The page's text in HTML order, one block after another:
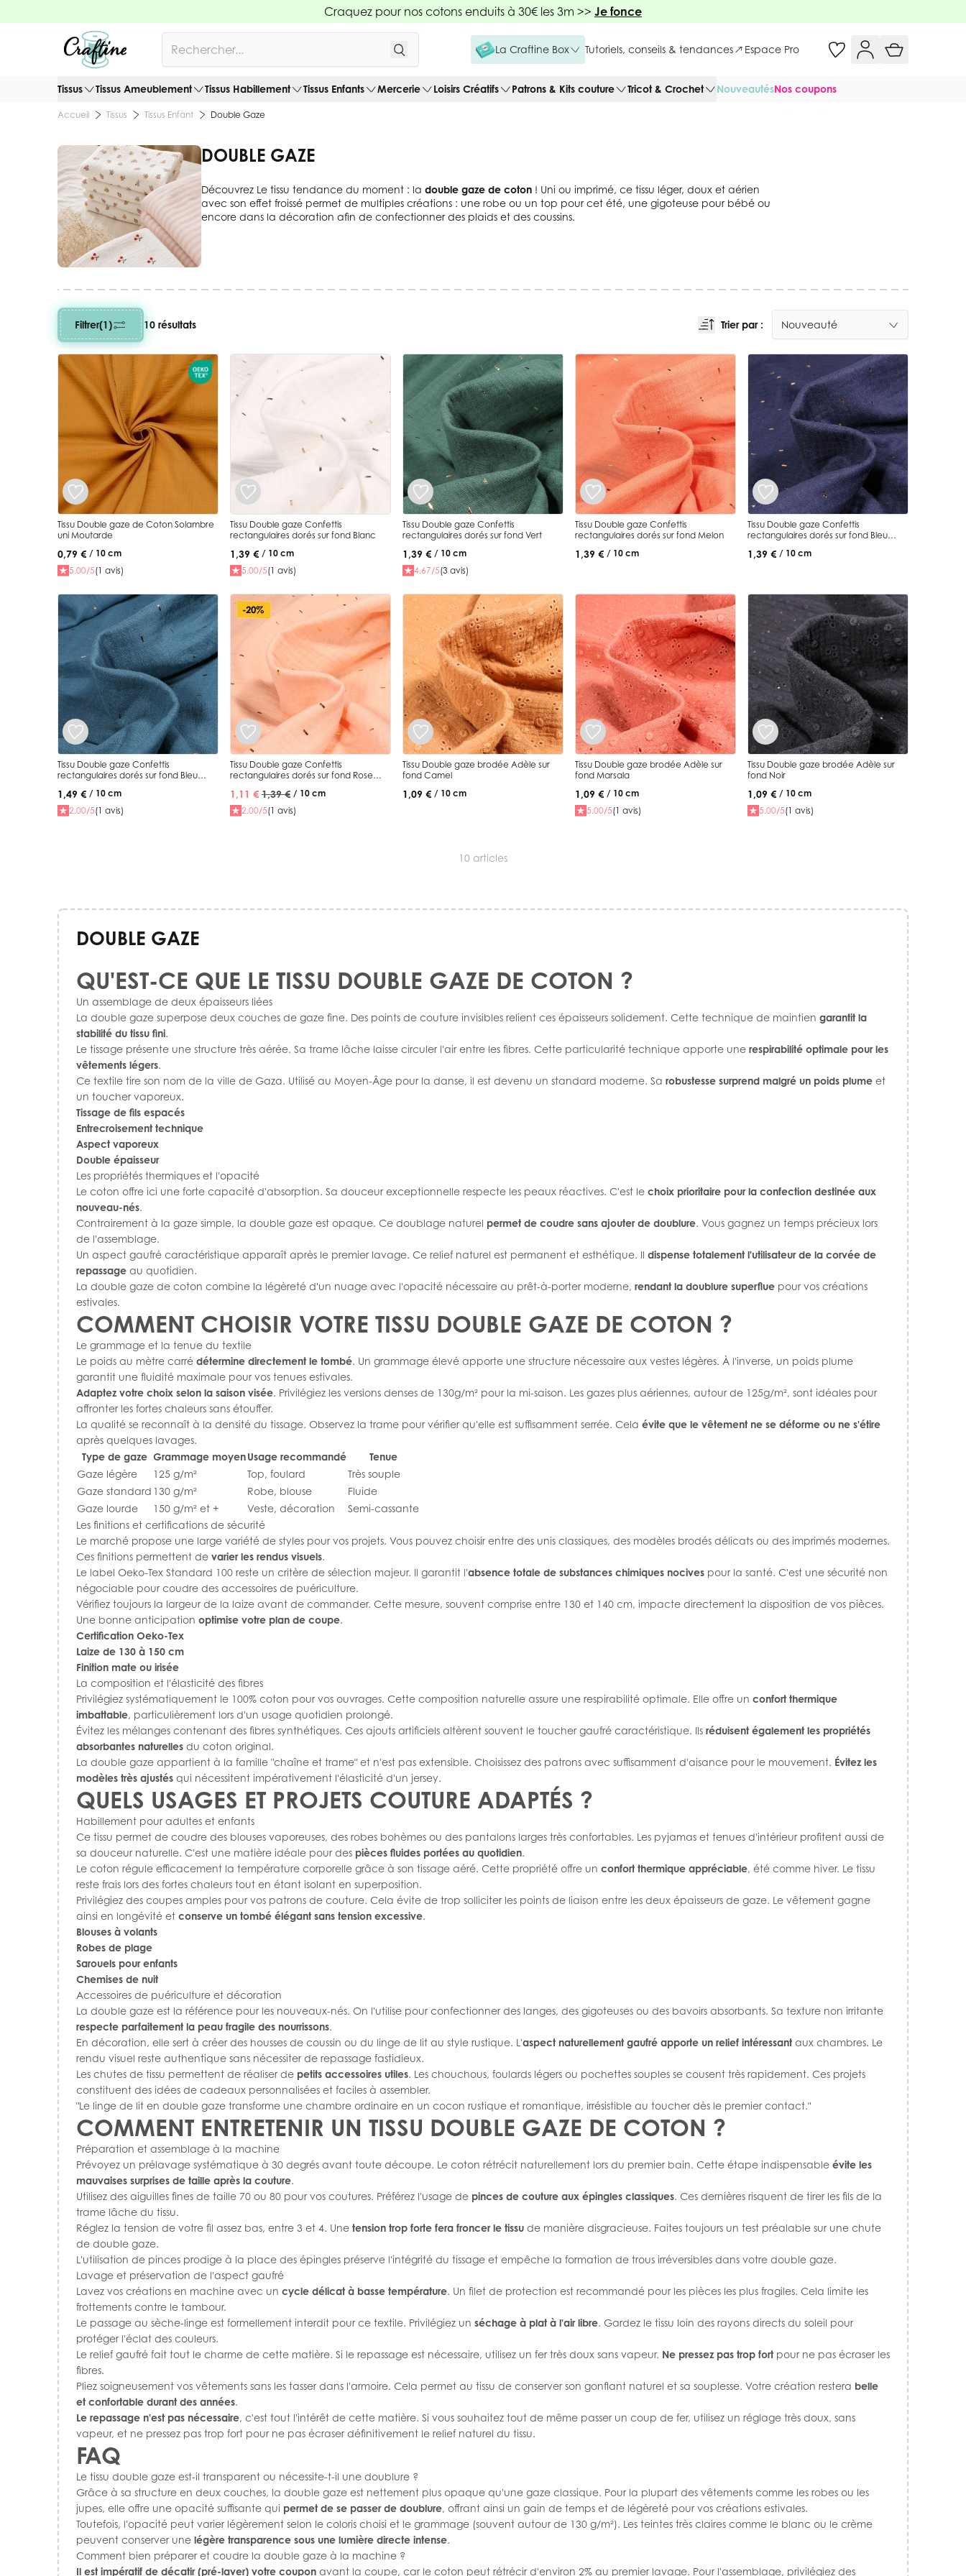
Craquez pour nos cotons enduits à 30€ les 3m >> Je fonce
La Craftine Box Tutoriels, conseils & tendances Espace Pro
Tissus Tissus Ameublement Tissus Habillement Tissus Enfants Mercerie Loisirs Créatifs Patrons & Kits couture Tricot & Crochet NouveautésNos coupons
Accueil Tissus Tissus Enfant Double Gaze
DOUBLE GAZE
Découvrez Le tissu tendance du moment : la double gaze de coton ! Uni ou imprimé, ce tissu léger, doux et aérien
avec son effet froissé permet de multiples créations : une robe ou un top pour cet été, une gigoteuse pour bébé ou
encore dans la décoration afin de confectionner des plaids et des coussins.
Filtrer(1) 10 résultats Trier par :
Tissu Double gaze de Coton Solambre
uni Moutarde
0,79 € / 10 cm
5.00/5(1 avis)
Tissu Double gaze Confettis
rectangulaires dorés sur fond Blanc
1,39 € / 10 cm
5.00/5(1 avis)
Tissu Double gaze Confettis
rectangulaires dorés sur fond Vert
1,39 € / 10 cm
4.67/5(3 avis)
Tissu Double gaze Confettis
rectangulaires dorés sur fond Melon
1,39 € / 10 cm
Tissu Double gaze Confettis
rectangulaires dorés sur fond Bleu
1,39 € / 10 cm
Tissu Double gaze Confettis
rectangulaires dorés sur fond Bleu
1,49 € / 10 cm
2.00/5(1 avis)
-20%
Tissu Double gaze Confettis
rectangulaires dorés sur fond Rose
1,11 € 1,39 € / 10 cm
2.00/5(1 avis)
Tissu Double gaze brodée Adèle sur
fond Camel
1,09 € / 10 cm
Tissu Double gaze brodée Adèle sur
fond Marsala
1,09 € / 10 cm
5.00/5(1 avis)
Tissu Double gaze brodée Adèle sur
fond Noir
1,09 € / 10 cm
5.00/5(1 avis)
10 articles
DOUBLE GAZE
QU'EST-CE QUE LE TISSU DOUBLE GAZE DE COTON ?
Un assemblage de deux épaisseurs liées
La double gaze superpose deux couches de gaze fine. Des points de couture invisibles relient ces épaisseurs solidement. Cette technique de maintien garantit la
stabilité du tissu fini.
Le tissage présente une structure très aérée. Sa trame lâche laisse circuler l'air entre les fibres. Cette particularité technique apporte une respirabilité optimale pour les
vêtements légers.
Ce textile tire son nom de la ville de Gaza. Utilisé au Moyen-Âge pour la danse, il est devenu un standard moderne. Sa robustesse surprend malgré un poids plume et
un toucher vaporeux.
Tissage de fils espacés
Entrecroisement technique
Aspect vaporeux
Double épaisseur
Les propriétés thermiques et l'opacité
Le coton offre ici une forte capacité d'absorption. Sa douceur exceptionnelle respecte les peaux réactives. C'est le choix prioritaire pour la confection destinée aux
nouveau-nés.
Contrairement à la gaze simple, la double gaze est opaque. Ce doublage naturel permet de coudre sans ajouter de doublure. Vous gagnez un temps précieux lors
de l'assemblage.
Un aspect gaufré caractéristique apparaît après le premier lavage. Ce relief naturel est permanent et esthétique. Il dispense totalement l'utilisateur de la corvée de
repassage au quotidien.
La double gaze de coton combine la légèreté d'un nuage avec l'opacité nécessaire au prêt-à-porter moderne, rendant la doublure superflue pour vos créations
estivales.
COMMENT CHOISIR VOTRE TISSU DOUBLE GAZE DE COTON ?
Le grammage et la tenue du textile
Le poids au mètre carré détermine directement le tombé. Un grammage élevé apporte une structure nécessaire aux vestes légères. À l'inverse, un poids plume
garantit une fluidité maximale pour vos tenues estivales.
Adaptez votre choix selon la saison visée. Privilégiez les versions denses de 130g/m² pour la mi-saison. Les gazes plus aériennes, autour de 125g/m², sont idéales pour
affronter les fortes chaleurs sans étouffer.
La qualité se reconnaît à la densité du tissage. Observez la trame pour vérifier qu'elle est suffisamment serrée. Cela évite que le vêtement ne se déforme ou ne s'étire
après quelques lavages.
Type de gaze Grammage moyenUsage recommandé
Tenue
Gaze légère
125 g/m² Top, foulard
Très souple
Gaze standard 130 g/m² Robe, blouse
Fluide
Gaze lourde
150 g/m² et + Veste, décoration
Semi-cassante
Les finitions et certifications de sécurité
Le marché propose une large variété de styles pour vos projets. Vous pouvez choisir entre des unis classiques, des modèles brodés délicats ou des imprimés modernes.
Ces finitions permettent de varier les rendus visuels.
Le label Oeko-Tex Standard 100 reste un critère de sélection majeur. Il garantit l'absence totale de substances chimiques nocives pour la santé. C'est une sécurité non
négociable pour coudre des accessoires de puériculture.
Vérifiez toujours la largeur de la laize avant de commander. Cette mesure, souvent comprise entre 130 et 140 cm, impacte directement la disposition de vos pièces.
Une bonne anticipation optimise votre plan de coupe.
Certification Oeko-Tex
Laize de 130 à 150 cm
Finition mate ou irisée
La composition et l'élasticité des fibres
Privilégiez systématiquement le 100% coton pour vos ouvrages. Cette composition naturelle assure une respirabilité optimale. Elle offre un confort thermique
imbattable, particulièrement lors d'un usage quotidien prolongé.
Évitez les mélanges contenant des fibres synthétiques. Ces ajouts artificiels altèrent souvent le toucher gaufré caractéristique. Ils réduisent également les propriétés
absorbantes naturelles du coton original.
La double gaze appartient à la famille "chaîne et trame" et n'est pas extensible. Choisissez des patrons avec suffisamment d'aisance pour le mouvement. Évitez les
modèles très ajustés qui nécessitent impérativement l'élasticité d'un jersey.
QUELS USAGES ET PROJETS COUTURE ADAPTÉS ?
Habillement pour adultes et enfants
Ce tissu permet de coudre des blouses vaporeuses, des robes bohèmes ou des pantalons larges très confortables. Les pyjamas et tenues d'intérieur profitent aussi de
sa douceur naturelle. C'est une matière idéale pour des pièces fluides portées au quotidien.
Le coton régule efficacement la température corporelle grâce à son tissage aéré. Cette propriété offre un confort thermique appréciable, été comme hiver. Le tissu
reste frais lors des fortes chaleurs tout en étant isolant en superposition.
Privilégiez des coupes amples pour vos patrons de couture. Cela évite de trop solliciter les points de liaison entre les deux épaisseurs de gaze. Le vêtement gagne
ainsi en longévité et conserve un tombé élégant sans tension excessive.
Blouses à volants
Robes de plage
Sarouels pour enfants
Chemises de nuit
Accessoires de puériculture et décoration
La double gaze est la référence pour les nouveaux-nés. On l'utilise pour confectionner des langes, des gigoteuses ou des bavoirs absorbants. Sa texture non irritante
respecte parfaitement la peau fragile des nourrissons.
En décoration, elle sert à créer des housses de coussin ou du linge de lit au style rustique. L'aspect naturellement gaufré apporte un relief intéressant aux chambres. Le
rendu visuel reste authentique sans nécessiter de repassage fastidieux.
Les chutes de tissu permettent de réaliser de petits accessoires utiles. Les chouchous, foulards légers ou pochettes souples se cousent très rapidement. Ces projets
constituent des idées de cadeaux personnalisées et faciles à assembler.
"Le linge de lit en double gaze transforme une chambre ordinaire en un cocon rustique et romantique, irrésistible au toucher dès le premier contact."
COMMENT ENTRETENIR UN TISSU DOUBLE GAZE DE COTON ?
Préparation et assemblage à la machine
Prévoyez un prélavage systématique à 30 degrés avant toute découpe. Le coton rétrécit naturellement lors du premier bain. Cette étape indispensable évite les
mauvaises surprises de taille après la couture.
Utilisez des aiguilles fines de taille 70 ou 80 pour vos coutures. Préférez l'usage de pinces de couture aux épingles classiques. Ces dernières risquent de tirer les fils de la
trame lâche du tissu.
Réglez la tension de votre fil assez bas, entre 3 et 4. Une tension trop forte fera froncer le tissu de manière disgracieuse. Faites toujours un test préalable sur une chute
de double gaze.
L'utilisation de pinces prodige à la place des épingles préserve l'intégrité du tissage et empêche la formation de trous irréversibles dans votre double gaze.
Lavage et préservation de l'aspect gaufré
Lavez vos créations en machine avec un cycle délicat à basse température. Un filet de protection est recommandé pour les pièces les plus fragiles. Cela limite les
frottements contre le tambour.
Le passage au sèche-linge est formellement interdit pour ce textile. Privilégiez un séchage à plat à l'air libre. Gardez le tissu loin des rayons directs du soleil pour
protéger l'éclat des couleurs.
Le relief gaufré fait tout le charme de cette matière. Si le repassage est nécessaire, utilisez un fer très doux sans vapeur. Ne pressez pas trop fort pour ne pas écraser les
fibres.
Pliez soigneusement vos vêtements sans les tasser dans l'armoire. Cela permet au tissu de conserver son gonflant naturel et sa souplesse. Votre création restera belle
et confortable durant des années.
Le repassage n'est pas nécessaire, c'est tout l'intérêt de cette matière. Si vous souhaitez tout de même passer un coup de fer, utilisez un réglage très doux, sans
vapeur, et ne pressez pas trop fort pour ne pas écraser définitivement le relief naturel du tissu.
FAQ
Le tissu double gaze est-il transparent ou nécessite-t-il une doublure ?
Grâce à sa structure en deux couches, la double gaze est nettement plus opaque qu'une gaze classique. Pour la plupart des vêtements comme les robes ou les
jupes, elle offre une opacité suffisante qui permet de se passer de doublure, offrant ainsi un gain de temps et de légèreté pour vos créations estivales.
Toutefois, l'opacité peut varier légèrement selon le coloris choisi et le grammage (souvent autour de 130 g/m²). Les teintes très claires comme le blanc ou le crème
peuvent conserver une légère transparence sous une lumière directe intense.
Comment bien préparer et coudre la double gaze à la machine ?
Il est impératif de décatir (pré-laver) votre coupon avant la coupe, car le coton peut rétrécir d'environ 2% au premier lavage. Pour l'assemblage, privilégiez des